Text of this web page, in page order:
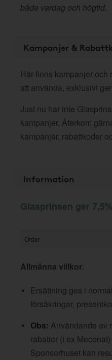
både vardag och högtid.
Kampanjer &
Här finns kampanjer
att använda, exklusivt
Just nu har inte
kampanjer. Återkom
kampanjer, rabattkoder
Information
Glasprinsen ger
Order
Allmänna villkor:
Ersättning ges i
försäkringar,
Obs: Användande av
rabatter (t ex
Sponsorhuset kan